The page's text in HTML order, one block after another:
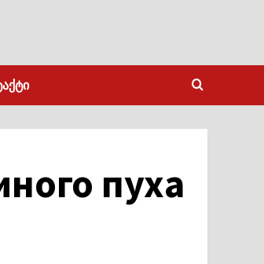
пуха